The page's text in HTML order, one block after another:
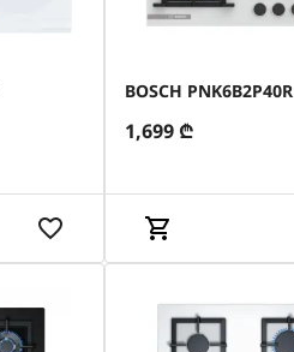
BOSCH PNK6B2P40R
1,699 ₾